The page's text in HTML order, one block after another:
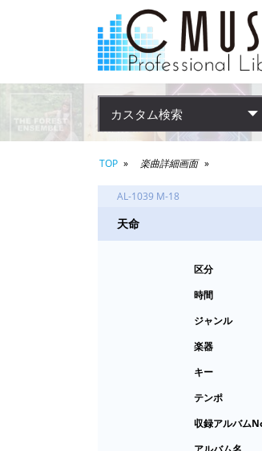
カスタム検索
TOP 楽曲詳細画面
AL-1039 M-18
天命
区分
時間
ジャンル
楽器
キー
テンポ
収録アルバム